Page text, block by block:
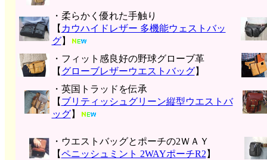
・柔らかく優れた手触り
【 カウハイドレザー 多機能ウェストバッ
グ】
・フィット感良好の野球グローブ革
【 グローブレザーウエストバッグ】
・英国トラッドを伝承
【 ブリティッシュグリーン縦型ウエストバ
ッグ】
・ウエストバッグとポーチの2ＷＡＹ
【ペニッシュミント 2WAYポーチR2 】